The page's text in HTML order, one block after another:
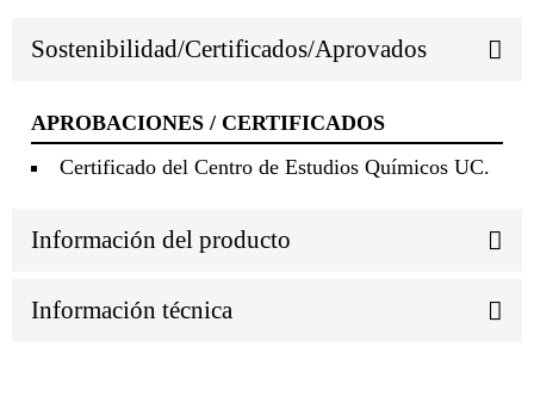
Sostenibilidad/Certificados/Aprovados
APROBACIONES / CERTIFICADOS
Certificado del Centro de Estudios Químicos UC.
Información del producto
Información técnica